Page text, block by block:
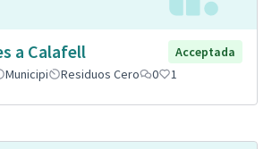
a Calafell
Acceptada
Municipi Residuos Cero 0 1